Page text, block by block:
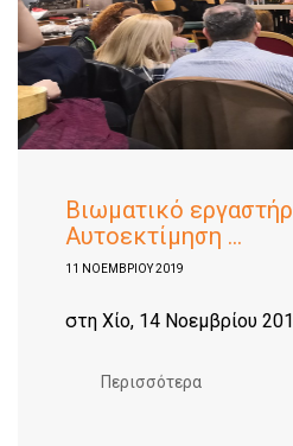
Βιωματικό
Αυτοεκτίμηση ...
11 ΝΟΕΜΒΡΊΟΥ 2019
στη Χίο, 14 Νοεμβρίου
Περισσότερα